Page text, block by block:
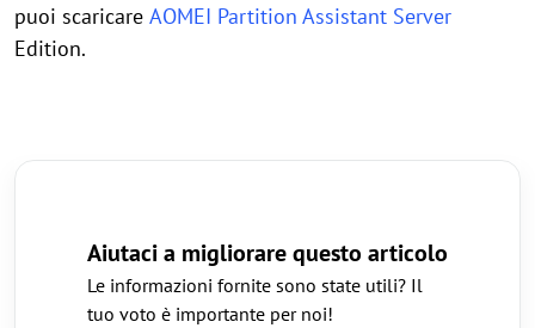
puoi scaricare AOMEI Partition Assistant Server
Edition.
Aiutaci a migliorare questo articolo
Le informazioni fornite sono state utili? Il
tuo voto è importante per noi!